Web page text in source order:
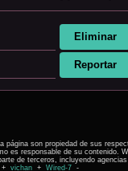
son propiedad de sus
es responsable de su contenido.
de terceros, incluyendo
+ vichan + Wired-7 -